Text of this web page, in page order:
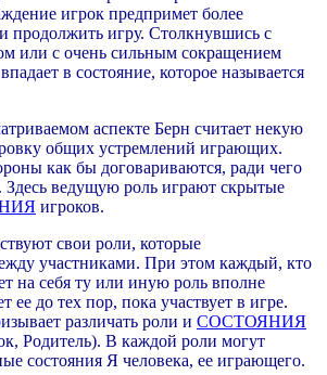
игрок предпримет более
продолжить игру. Столкнувшись с
или с очень сильным сокращением
в состояние, которое называется
аспекте Берн считает некую
общих устремлений играющих.
как бы договариваются, ради чего
Здесь ведущую роль играют скрытые
игроков.
свои роли, которые
участниками. При этом каждый, кто
на себя ту или иную роль вполне
ее до тех пор, пока участвует в игре.
различать роли и СОСТОЯНИЯ
Родитель). В каждой роли могут
состояния Я человека, ее играющего.